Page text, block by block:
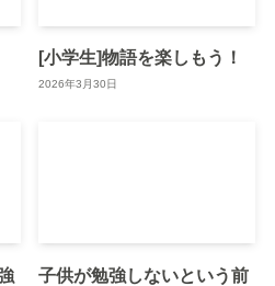
[小学生]物語を楽しもう！
2026年3月30日
子供が勉強しないという前